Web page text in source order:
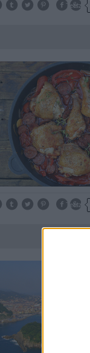
Tetszik
Tetszik